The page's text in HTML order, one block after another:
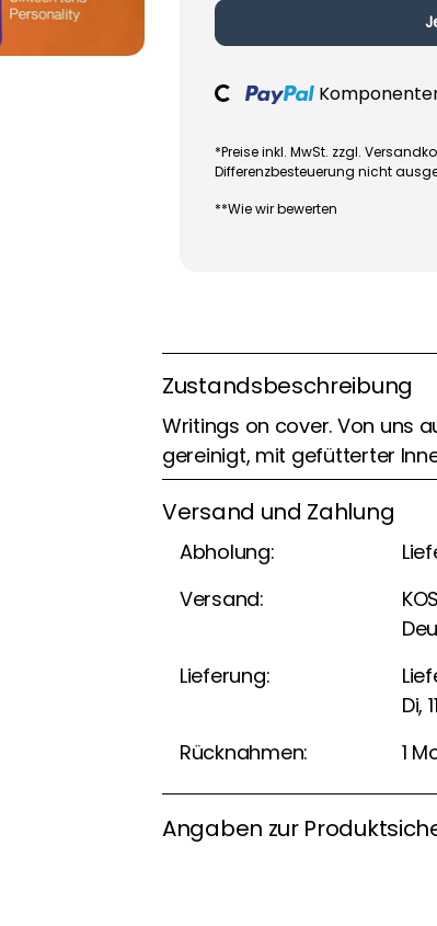
Loading...
*Preise inkl. MwSt. zzgl.
Differenzbesteuerung nicht
**Wie wir bewerten
Zustandsbeschreibung
Writings on cover. Von uns
gereinigt, mit gefütterter
Versand und Zahlung
Abholung:
Versand:
Lieferung:
Di,
Rücknahmen:
1
Angaben zur